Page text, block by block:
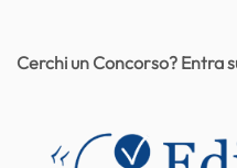
Cerchi un Concorso? Entra